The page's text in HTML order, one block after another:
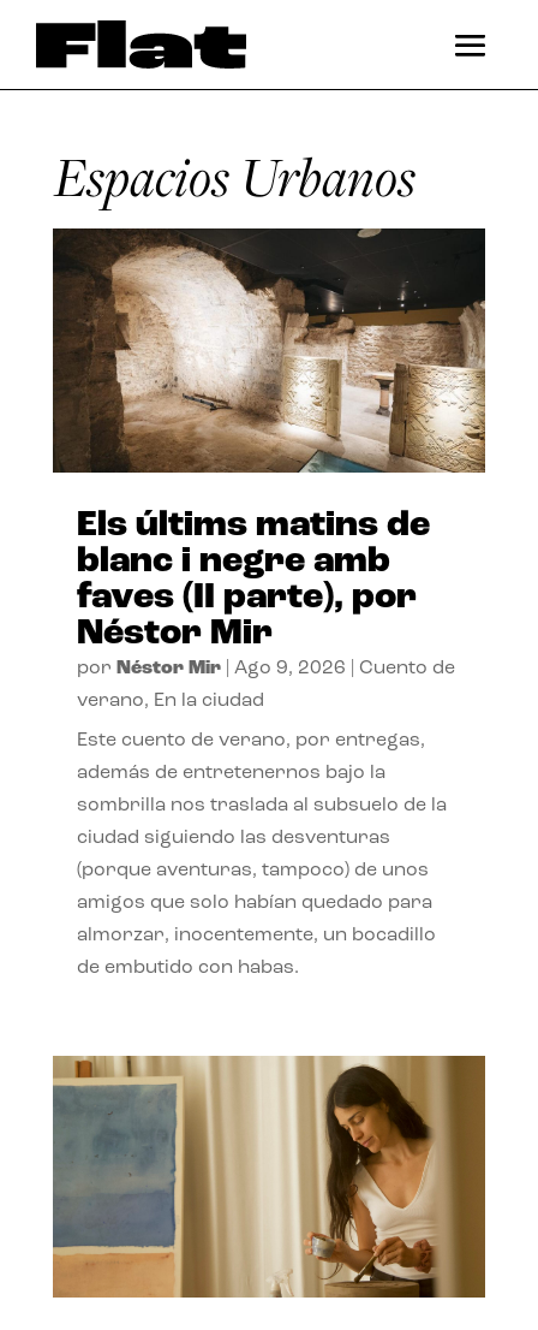
Espacios Urbanos
Els últims matins de
blanc i negre amb
faves (II parte), por
Néstor Mir
por Néstor Mir| Ago 9, 2026
Cuento de
verano, En la ciudad
Este cuento de verano, por entregas,
además de entretenernos bajo la
sombrilla nos traslada al subsuelo de la
ciudad siguiendo las desventuras
(porque aventuras, tampoco) de unos
amigos que solo habían quedado para
almorzar, inocentemente, un bocadillo
de embutido con habas.